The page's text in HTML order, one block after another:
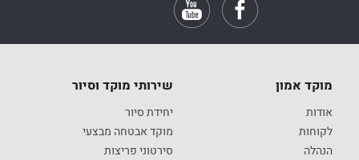
מוקד אמון
אודות
לקוחות
הנהלה
שירותי מוקד וסיור
יחידת סיור
מוקד אבטחה מבצעי
סירטוני פריצות